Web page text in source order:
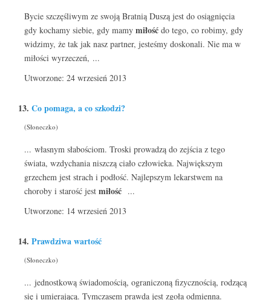
Bycie szczęśliwym ze swoją Bratnią Duszą jest do osiągnięcia
gdy kochamy siebie, gdy mamy miłość do tego, co robimy, gdy
widzimy, że tak jak nasz partner, jesteśmy doskonali. Nie ma w
miłości wyrzeczeń, ...
Utworzone: 24 wrzesień 2013
13. Co pomaga, a co szkodzi?
(Słoneczko)
... własnym słabościom. Troski prowadzą do zejścia z tego
świata, wzdychania niszczą ciało człowieka. Największym
grzechem jest strach i podłość. Najlepszym lekarstwem na
choroby i starość jest miłość ...
Utworzone: 14 wrzesień 2013
14. Prawdziwa wartość
(Słoneczko)
... jednostkową świadomością, ograniczoną fizycznością, rodzącą
się i umierającą. Tymczasem prawda jest zgoła odmienna.